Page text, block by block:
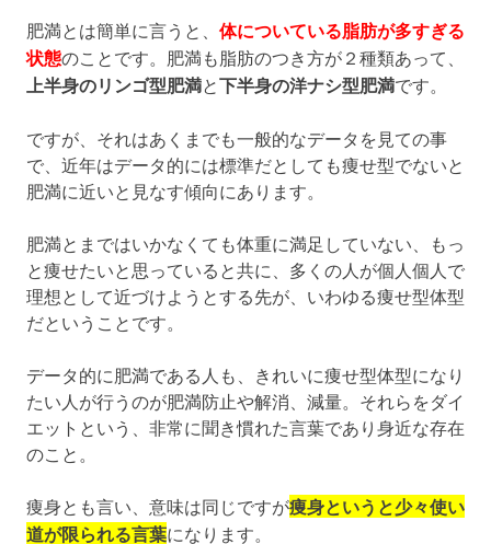
肥満とは簡単に言うと、 体についている脂肪が多すぎる
状態のことです。肥満も脂肪のつき方が２種類あって、
上半身のリンゴ型肥満と下半身の洋ナシ型肥満です。
ですが、それはあくまでも一般的なデータを見ての事
で、近年はデータ的には標準だとしても痩せ型でないと
肥満に近いと見なす傾向にあります。
肥満とまではいかなくても体重に満足していない、もっ
と痩せたいと思っていると共に、多くの人が個人個人で
理想として近づけようとする先が、いわゆる痩せ型体型
だということです。
データ的に肥満である人も、きれいに痩せ型体型になり
たい人が行うのが肥満防止や解消、減量。それらをダイ
エットという、非常に聞き慣れた言葉であり身近な存在
のこと。
痩身とも言い、意味は同じですが痩身というと少々使い
道が限られる言葉になります。